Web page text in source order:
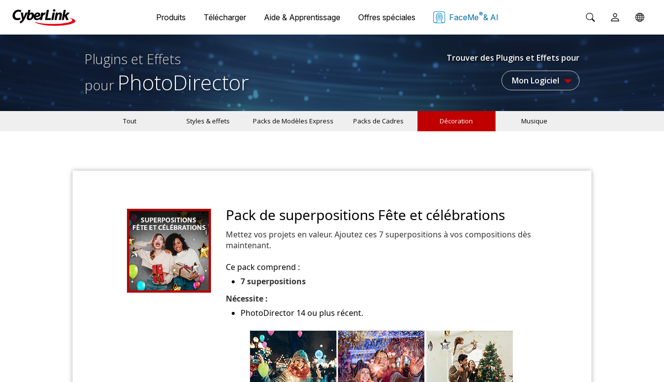
Produits Télécharger Aide & Apprentissage Offres spéciales FaceMe®& AI
Plugins et Effets
pour PhotoDirector
Trouver des Plugins et Effets pour
Mon Logiciel
Tout Styles & effets Packs de Modèles Express Packs de Cadres Décoration Musique
Pack de superpositions Fête et célébrations
Mettez vos projets en valeur. Ajoutez ces 7 superpositions à vos compositions dès
maintenant.
Ce pack comprend :
7 superpositions
Nécessite :
PhotoDirector 14 ou plus récent.